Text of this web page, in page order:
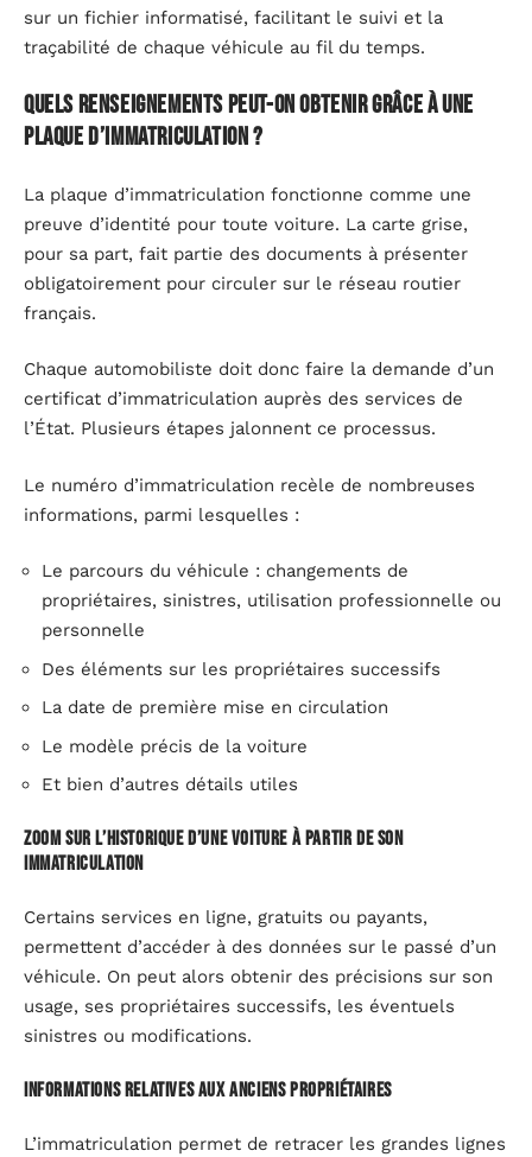
sur un fichier informatisé, facilitant le suivi et la
traçabilité de chaque véhicule au fil du temps.
Quels renseignements peut-on obtenir grâce à une
plaque d’immatriculation ?
La plaque d’immatriculation fonctionne comme une
preuve d’identité pour toute voiture. La carte grise,
pour sa part, fait partie des documents à présenter
obligatoirement pour circuler sur le réseau routier
français.
Chaque automobiliste doit donc faire la demande d’un
certificat d’immatriculation auprès des services de
l’État. Plusieurs étapes jalonnent ce processus.
Le numéro d’immatriculation recèle de nombreuses
informations, parmi lesquelles :
Le parcours du véhicule : changements de
propriétaires, sinistres, utilisation professionnelle ou
personnelle
Des éléments sur les propriétaires successifs
La date de première mise en circulation
Le modèle précis de la voiture
Et bien d’autres détails utiles
Zoom sur l’historique d’une voiture à partir de son
immatriculation
Certains services en ligne, gratuits ou payants,
permettent d’accéder à des données sur le passé d’un
véhicule. On peut alors obtenir des précisions sur son
usage, ses propriétaires successifs, les éventuels
sinistres ou modifications.
Informations relatives aux anciens propriétaires
L’immatriculation permet de retracer les grandes lignes